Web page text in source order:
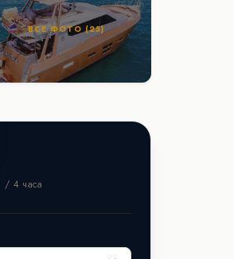
ВСЕ ФОТО (25)
/ 4 часа